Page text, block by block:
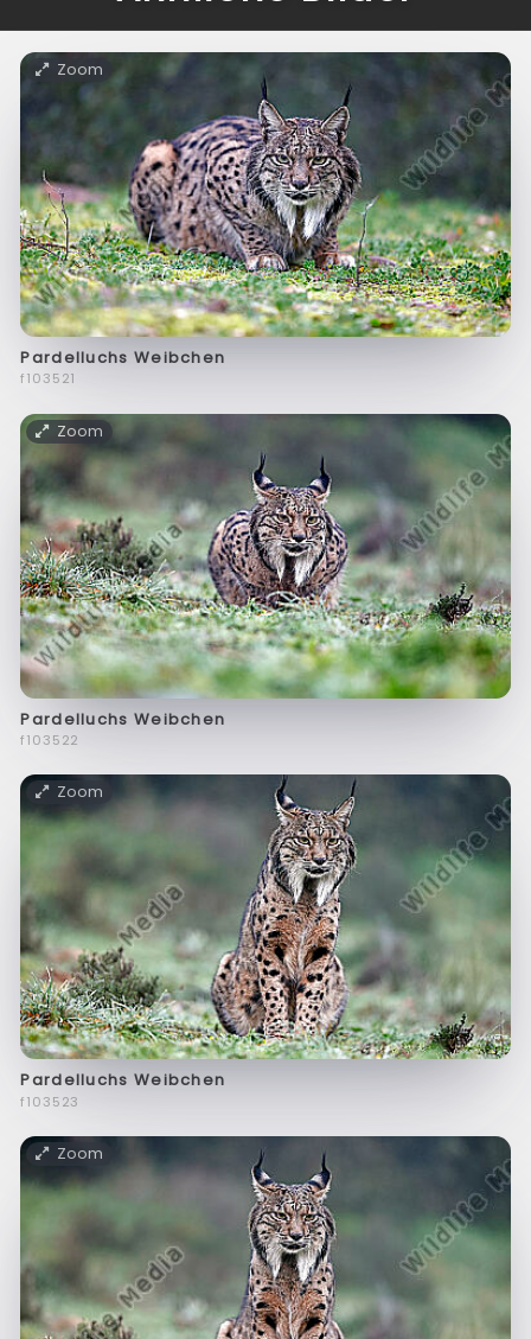
Zoom
Pardelluchs Weibchen
f103521
Zoom
Pardelluchs Weibchen
f103522
Zoom
Pardelluchs Weibchen
f103523
Zoom